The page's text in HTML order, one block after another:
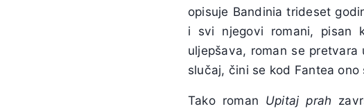
opisuje Bandinia trideset
i svi njegovi romani, pisan
uljepšava, roman se
slučaj, čini se kod Fantea
Tako roman Upitaj prah